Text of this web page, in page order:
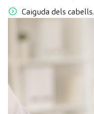
Caiguda dels cabells.